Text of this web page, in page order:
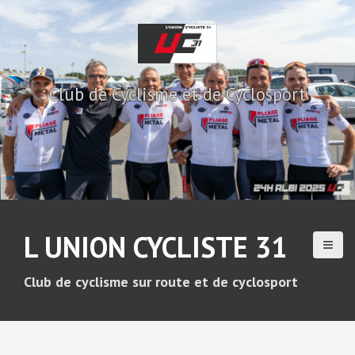
r
a
u
c
o
n
t
e
i
Club de Cyclisme et de Cyclosport
L UNION CYCLISTE 31
Club de cyclisme sur route et de cyclosport